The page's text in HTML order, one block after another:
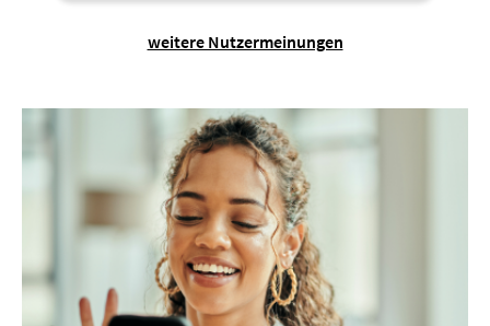
weitere Nutzermeinungen